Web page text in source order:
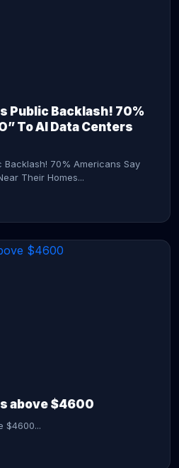
Public Backlash! 70%
To AI Data Centers
Backlash! 70% Americans Say
Their Homes...
above $4600
$4600...